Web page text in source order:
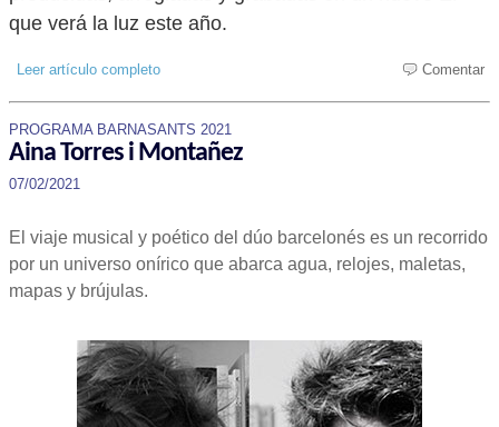
que verá la luz este año.
Leer artículo completo Comentar
PROGRAMA BARNASANTS 2021
Aina Torres i Montañez
07/02/2021
El viaje musical y poético del dúo barcelonés es un recorrido
por un universo onírico que abarca agua, relojes, maletas,
mapas y brújulas.